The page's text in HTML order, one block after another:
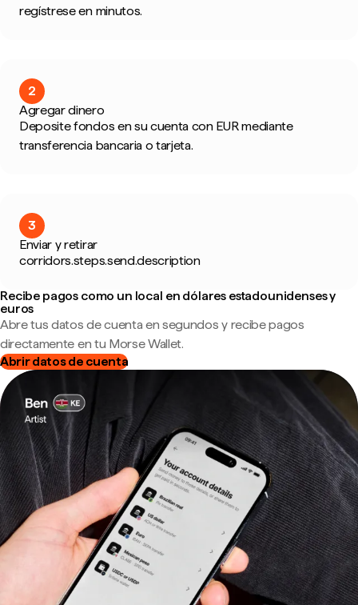
regístrese en minutos.
2
Agregar dinero
Deposite fondos en su cuenta con EUR mediante
transferencia bancaria o tarjeta.
3
Enviar y retirar
corridors.steps.send.description
Recibe pagos como un local en dólares estadounidenses y
euros
Abre tus datos de cuenta en segundos y recibe pagos
directamente en tu Morse Wallet.
Abrir datos de cuenta